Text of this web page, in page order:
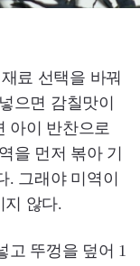
료 선택을 바꿔
으면 감칠맛이
아이 반찬으로
을 먼저 볶아 기
. 그래야 미역이
지 않다.
고 뚜껑을 덮어 1